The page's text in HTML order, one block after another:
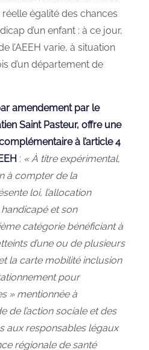
égalité des chances
d’un enfant : à ce jour,
l’AEEH varie, à situation
d’un département de
amendement par le
Saint Pasteur, offre une
à l’article 4
: « À titre expérimental,
à compter de la
loi, l’allocation
handicapé et son
catégorie bénéficiant à
d’une ou de plusieurs
la carte mobilité inclusion
pour
» mentionnée à
de l’action sociale et des
aux responsables légaux
régionale de santé